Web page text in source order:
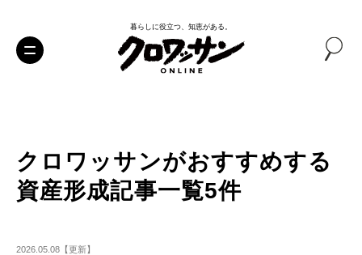
暮らしに役立つ、知恵がある。
クロワッサンがおすすめする
資産形成記事一覧5件
2026.05.08【更新】